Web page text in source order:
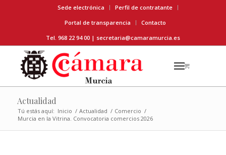
Sede electrónica
Perfil de contratante
Portal de transparencia
Contacto
Tel. 968 22 94 00 | secretaria@camaramurcia.es
Actualidad
Tú estás aquí: Inicio / Actualidad / Comercio /
Murcia en la Vitrina. Convocatoria comercios 2026